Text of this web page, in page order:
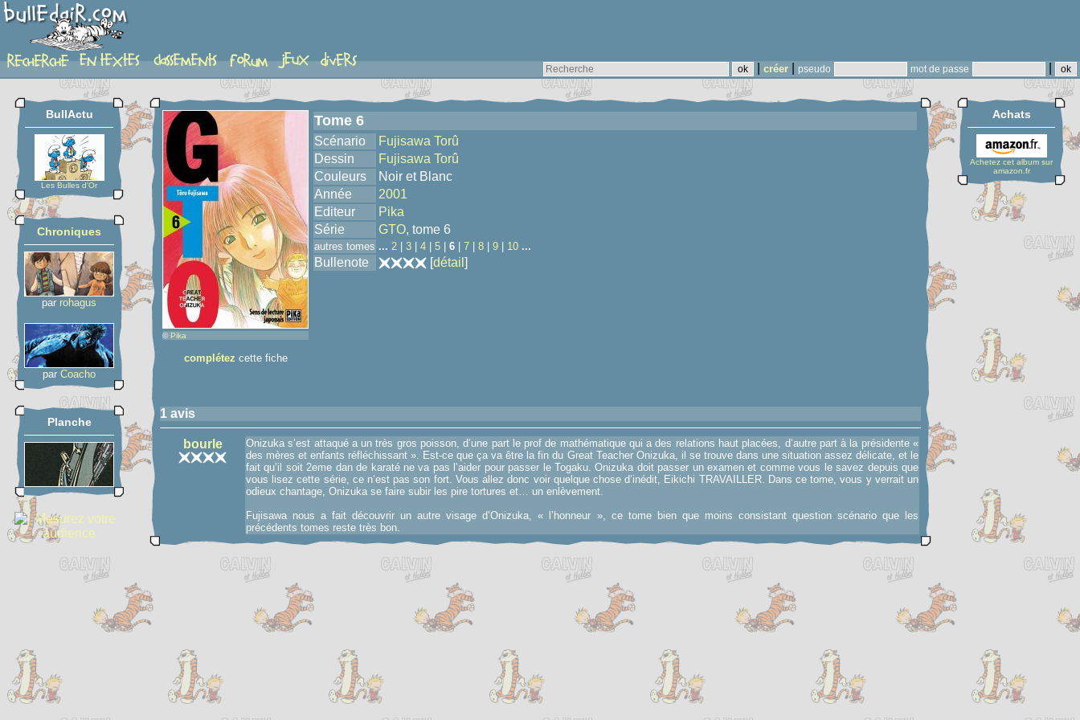
créer pseudo mot de passe
album
BullActu
Les Bulles d'Or
Chroniques
par rohagus
par Coacho
Planche
© Pika
complétez cette fiche
Tome 6
Scénario
Fujisawa Torû
Dessin
Fujisawa Torû
Couleurs
Noir et Blanc
Année
2001
Editeur
Pika
Série
GTO, tome 6
autres tomes ... 2 3 4 5 6 7 8 9 10 ...
Bullenote [détail ]
1 avis
bourle
Onizuka s’est attaqué a un très gros poisson, d’une part le prof de mathématique qui a des relations haut placées, d’autre part à la présidente «
des mères et enfants réfléchissant ». Est-ce que ça va être la fin du Great Teacher Onizuka, il se trouve dans une situation assez délicate, et le
fait qu’il soit 2eme dan de karaté ne va pas l’aider pour passer le Togaku. Onizuka doit passer un examen et comme vous le savez depuis que
vous lisez cette série, ce n’est pas son fort. Vous allez donc voir quelque chose d’inédit, Eikichi TRAVAILLER. Dans ce tome, vous y verrait un
odieux chantage, Onizuka se faire subir les pire tortures et… un enlèvement.
Fujisawa nous a fait découvrir un autre visage d’Onizuka, « l’honneur », ce tome bien que moins consistant question scénario que les
précédents tomes reste très bon.
Achats
Achetez cet album sur
amazon.fr